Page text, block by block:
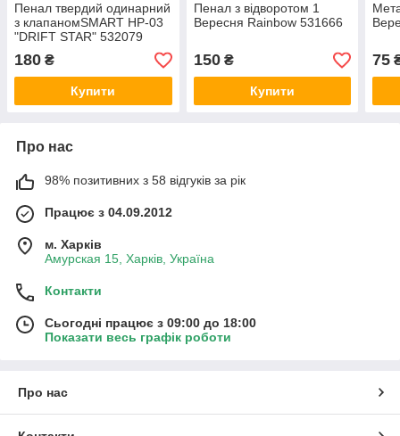
Пенал твердий одинарний
з клапаномSMART HP-03
"DRIFT STAR" 532079
180 ₴
Купити
Пенал з відворотом 1
Вересня Rainbow 531666
150₴
Купити
75
Про нас
98% позитивних з 58 відгуків за рік
Працює з 04.09.2012
м. Харків
Амурская 15, Харків, Україна
Контакти
Сьогодні працює з 09:00 до 18:00
Показати весь графік роботи
Про нас